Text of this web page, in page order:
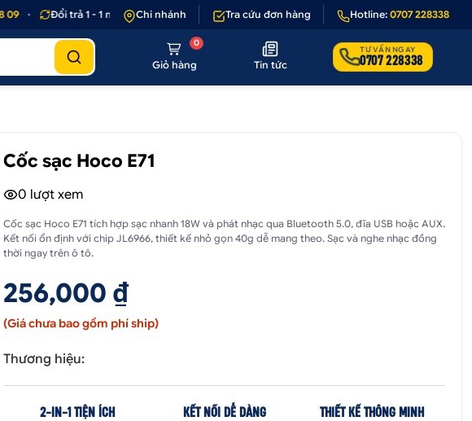
• Đổi trả 1 - 1 nếu sản phẩm lỗi hoặc không đúng hình ảnh Giảm 50.000₫ phí vận
Chi nhánh Tra cứu đơn hàng Hotline: 0707 228338
Giỏ hàng
0
Tin tức
TƯ VẤN NGAY
0707 228338
Cốc sạc Hoco E71
0 lượt xem
Cốc sạc Hoco E71 tích hợp sạc nhanh 18W và phát nhạc qua Bluetooth 5.0, đĩa USB hoặc AUX.
Kết nối ổn định với chip JL6966, thiết kế nhỏ gọn 40g dễ mang theo. Sạc và nghe nhạc đồng
thời ngay trên ô tô.
256,000 ₫
(Giá chưa bao gồm phí ship)
Thương hiệu:
2-IN-1 TIỆN ÍCH KẾT NỐI DỄ DÀNG THIẾT KẾ THÔNG MINH